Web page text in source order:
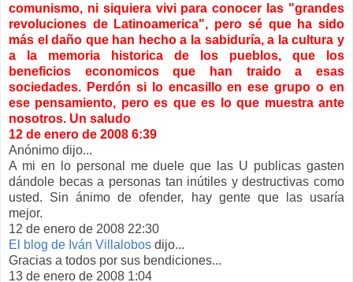
comunismo, ni siquiera vivi para conocer las "grandes
revoluciones de Latinoamerica", pero sé que ha sido
más el daño que han hecho a la sabiduría, a la cultura y
a la memoria historica de los pueblos, que los
beneficios economicos que han traido a esas
sociedades. Perdón si lo encasillo en ese grupo o en
ese pensamiento, pero es que es lo que muestra ante
nosotros. Un saludo
12 de enero de 2008 6:39
Anónimo dijo...
A mi en lo personal me duele que las U publicas gasten
dándole becas a personas tan inútiles y destructivas como
usted. Sin ánimo de ofender, hay gente que las usaría
mejor.
12 de enero de 2008 22:30
El blog de Iván Villalobos dijo...
Gracias a todos por sus bendiciones...
13 de enero de 2008 1:04